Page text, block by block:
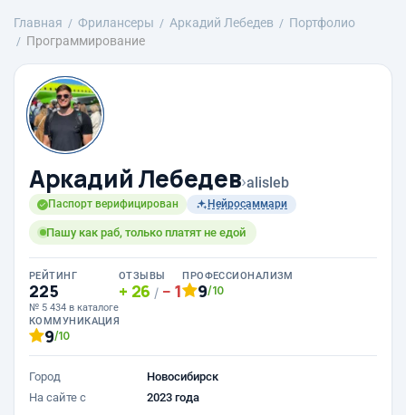
Главная Фрилансеры Аркадий Лебедев
Портфолио
Программирование
Аркадий Лебедев›alisleb
Паспорт верифицирован Нейросаммари
Пашу как раб, только платят не едой
РЕЙТИНГ
225
№ 5 434 в каталоге
ОТЗЫВЫ
26 / 1
ПРОФЕССИОНАЛИЗМ
9/10
КОММУНИКАЦИЯ
9/10
Город
Новосибирск
На сайте с
2023 года